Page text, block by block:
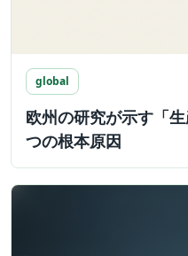
global
欧州の研究が示す「
つの根本原因